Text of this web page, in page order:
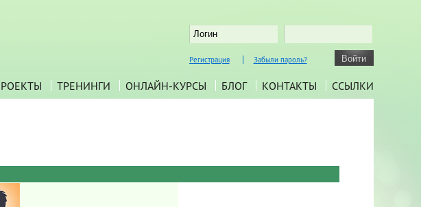
Регистрация Забыли пароль?
ТРЕНИНГИ ОНЛАЙН-КУРСЫ БЛОГ КОНТАКТЫ ССЫЛКИ